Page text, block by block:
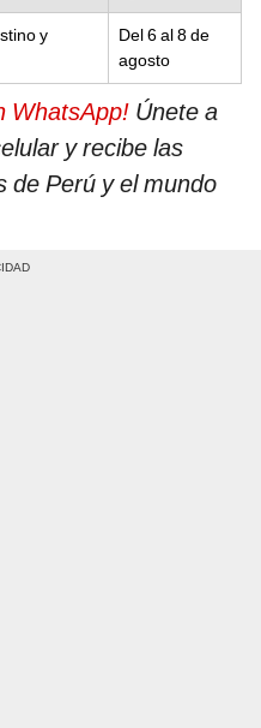
y
Del 6 al 8 de
agosto
WhatsApp! Únete a
y recibe las
de Perú y el mundo